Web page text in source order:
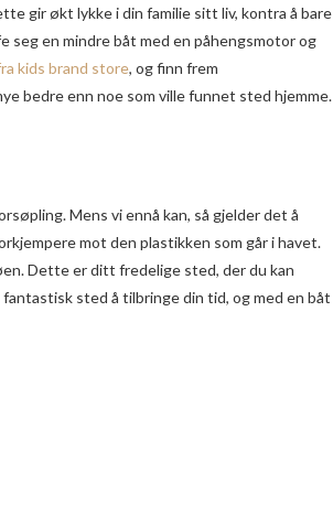
gir økt lykke i din familie sitt liv, kontra å bare
seg en mindre båt med en påhengsmotor og
kids brand store, og finn frem
bedre enn noe som ville funnet sted hjemme.
Mens vi ennå kan, så gjelder det å
mot den plastikken som går i havet.
Dette er ditt fredelige sted, der du kan
sted å tilbringe din tid, og med en båt